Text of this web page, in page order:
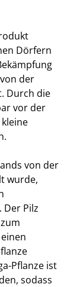
Dörfern
der
Durch die
vor der
von der
wurde,
Der Pilz
Pflanze ist
sodass